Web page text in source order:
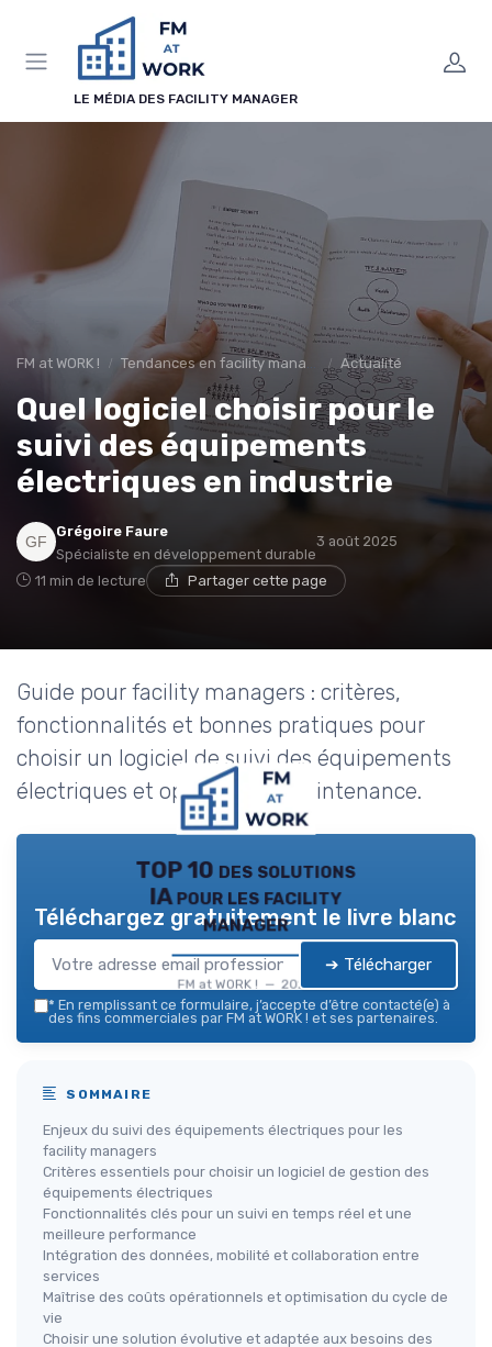
LE MÉDIA DES FACILITY MANAGER
FM at WORK ! Tendances en facility management Actualité
Quel logiciel choisir pour le
suivi des équipements
électriques en industrie
Grégoire Faure
Spécialiste en développement durable
3 août 2025
11 min de lecture Partager cette page
Guide pour facility managers : critères,
fonctionnalités et bonnes pratiques pour
choisir un logiciel de suivi des équipements
électriques et optimiser la maintenance.
TOP 10 des solutions
IA pour les facility
manager
FM at WORK ! — 2026
Téléchargez gratuitement le livre blanc
➔ Télécharger
* En remplissant ce formulaire, j’accepte d’être contacté(e) à
des fins commerciales par FM at WORK ! et ses partenaires.
SOMMAIRE
Enjeux du suivi des équipements électriques pour les
facility managers
Critères essentiels pour choisir un logiciel de gestion des
équipements électriques
Fonctionnalités clés pour un suivi en temps réel et une
meilleure performance
Intégration des données, mobilité et collaboration entre
services
Maîtrise des coûts opérationnels et optimisation du cycle de
vie
Choisir une solution évolutive et adaptée aux besoins des
Panneau de gestion des cookies